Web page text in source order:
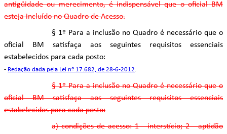
antigüidade ou merecimento, é indispensável que o oficial BM
esteja incluído no Quadro de Acesso.
§ 1º Para a inclusão no Quadro é necessário que o
oficial BM satisfaça aos seguintes requisitos essenciais
estabelecidos para cada posto:
- Redação dada pela Lei nº 17.682, de 28-6-2012.
§ 1º Para a inclusão no Quadro é necessário que o
oficial BM satisfaça aos seguintes requisitos essenciais
estabelecidos para cada posto:
a) condições de acesso: 1 - interstício; 2 - aptidão